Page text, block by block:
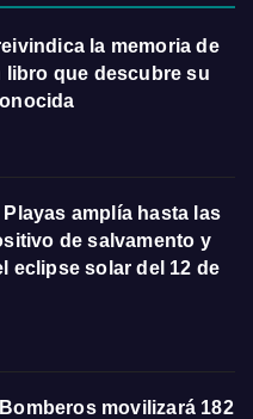
la memoria de
libro que descubre su
amplía hasta las
de salvamento y
eclipse solar del 12 de
movilizará 182